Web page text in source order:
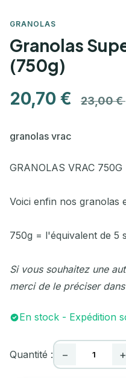
GRANOLAS
Granolas
(750g)
20,70 € 23,00 €
granolas vrac
GRANOLAS VRAC 750G
Voici enfin nos granolas
750g = l'équivalent de 5
Si vous souhaitez une
merci de le préciser
En stock - Expédition
Quantité : − +